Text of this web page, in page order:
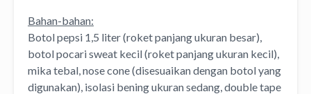
Bahan-bahan:
Botol pepsi 1,5 liter (roket panjang ukuran besar),
botol pocari sweat kecil (roket panjang ukuran kecil),
mika tebal, nose cone (disesuaikan dengan botol yang
digunakan), isolasi bening ukuran sedang, double tape